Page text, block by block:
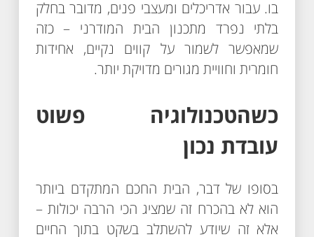
בו. עבור אדריכלים ומעצבי פנים, מדובר בחלק
בלתי נפרד מתכנון הבית המודרני – כזה
שמאפשר לשמור על קווים נקיים, אחידות
חומרית וחוויית מגורים מדויקת יותר.
כשהטכנולוגיה פשוט
עובדת נכון
בסופו של דבר, הבית החכם המתקדם ביותר
הוא לא בהכרח זה שמציג הכי הרבה יכולות –
אלא זה שיודע להשתלב בשקט בתוך החיים